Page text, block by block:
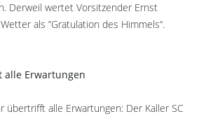
Derweil wertet Vorsitzender Ernst
als ”Gratulation des Himmels“.
alle Erwartungen
übertrifft alle Erwartungen: Der Kaller SC